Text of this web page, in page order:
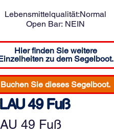
Lebensmittelqualität:Normal
Open Bar: NEIN
Hier finden Sie weitere
zu dem Segelboot.
Buchen Sie dieses Segelboot.
49 Fuß
49 Fuß